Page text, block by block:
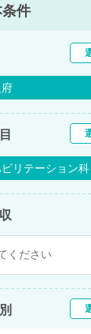
件
ビリテーション科